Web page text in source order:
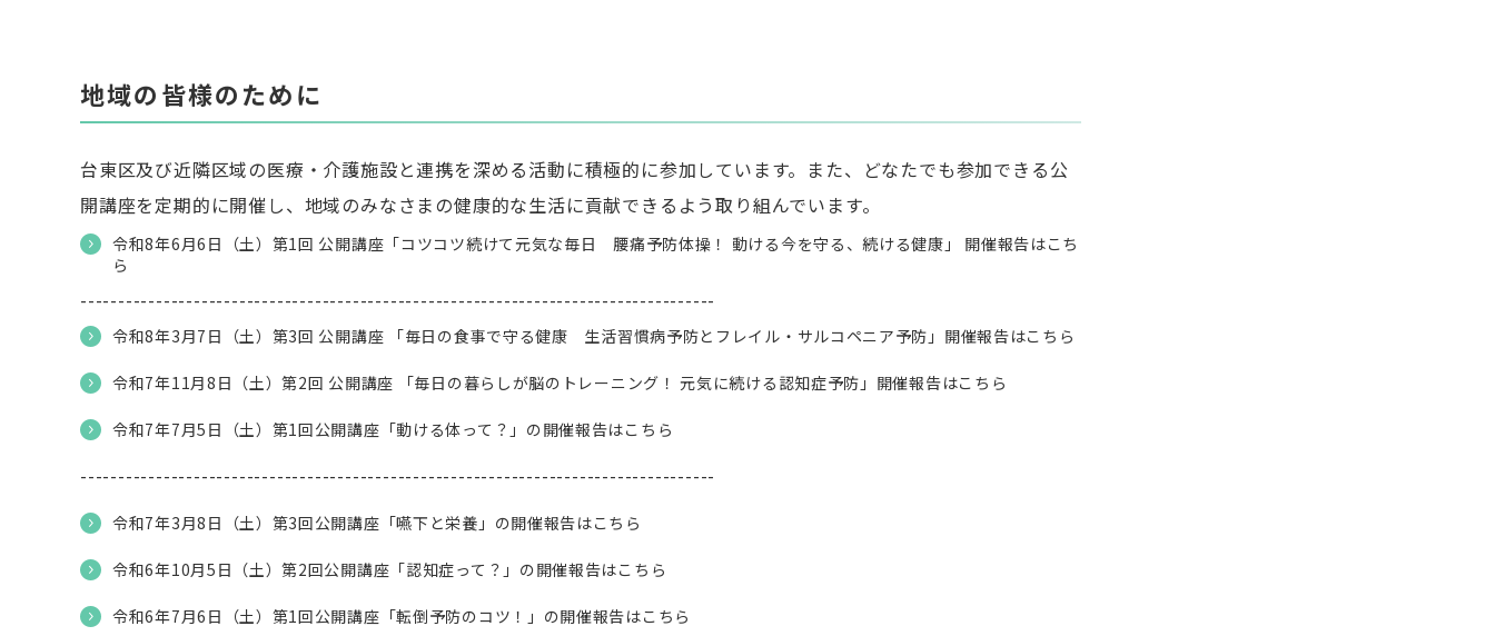
地域の皆様のために
台東区及び近隣区域の医療・介護施設と連携を深める活動に積極的に参加しています。また、どなたでも参加できる公
開講座を定期的に開催し、地域のみなさまの健康的な生活に貢献できるよう取り組んでいます。
令和8年6月6日（土）第1回 公開講座「コツコツ続けて元気な毎日 腰痛予防体操！ 動ける今を守る、続ける健康」 開催報告はこち
ら
------------------------------------------------------------------------------------
令和8年3月7日（土）第3回 公開講座 「毎日の食事で守る健康 生活習慣病予防とフレイル・サルコペニア予防」開催報告はこちら
令和7年11月8日（土）第2回 公開講座 「毎日の暮らしが脳のトレーニング！ 元気に続ける認知症予防」開催報告はこちら
令和7年7月5日（土）第1回公開講座「動ける体って？」の開催報告はこちら
------------------------------------------------------------------------------------
令和7年3月8日（土）第3回公開講座「嚥下と栄養」の開催報告はこちら
令和6年10月5日（土）第2回公開講座「認知症って？」の開催報告はこちら
令和6年7月6日（土）第1回公開講座「転倒予防のコツ！」の開催報告はこちら